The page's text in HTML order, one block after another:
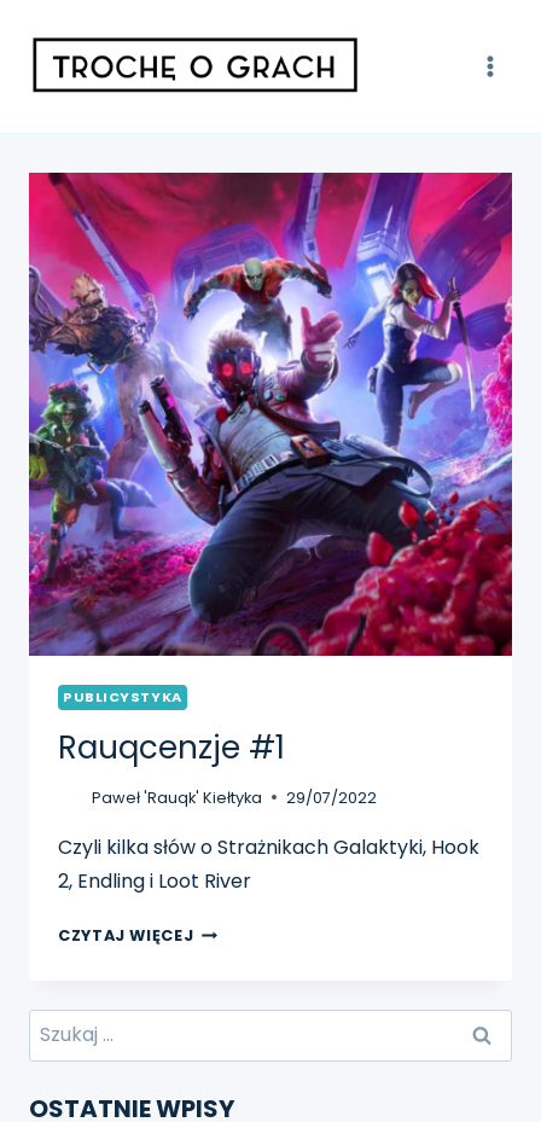
treści
PUBLICYSTYKA
Rauqcenzje #1
Paweł 'Rauqk' Kiełtyka 29/07/2022
Czyli kilka słów o Strażnikach Galaktyki, Hook
2, Endling i Loot River
CZYTAJ WIĘCEJ RAUQCENZJE
Szukaj:
OSTATNIE WPISY